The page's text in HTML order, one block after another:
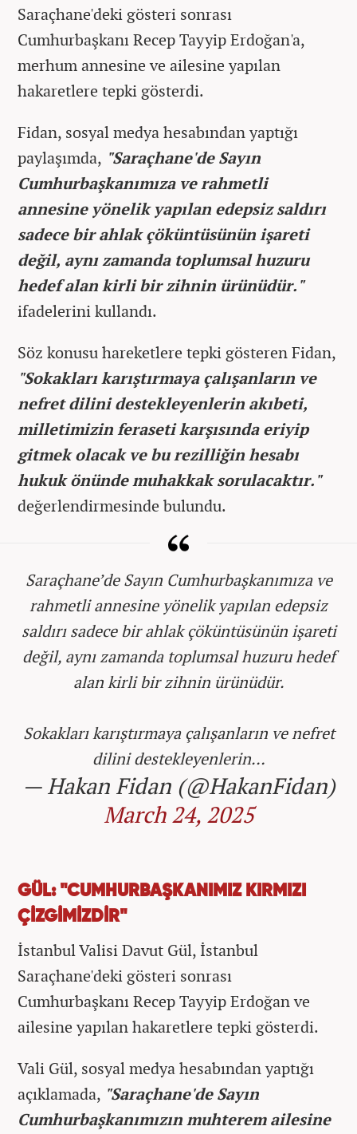
Saraçhane'deki gösteri sonrası
Cumhurbaşkanı Recep Tayyip Erdoğan'a,
merhum annesine ve ailesine yapılan
hakaretlere tepki gösterdi.
Fidan, sosyal medya hesabından yaptığı
paylaşımda, "Saraçhane'de Sayın
Cumhurbaşkanımıza ve rahmetli
annesine yönelik yapılan edepsiz saldırı
sadece bir ahlak çöküntüsünün işareti
değil, aynı zamanda toplumsal huzuru
hedef alan kirli bir zihnin ürünüdür."
ifadelerini kullandı.
Söz konusu hareketlere tepki gösteren Fidan,
"Sokakları karıştırmaya çalışanların ve
nefret dilini destekleyenlerin akıbeti,
milletimizin feraseti karşısında eriyip
gitmek olacak ve bu rezilliğin hesabı
hukuk önünde muhakkak sorulacaktır."
değerlendirmesinde bulundu.
Saraçhane’de Sayın Cumhurbaşkanımıza ve
rahmetli annesine yönelik yapılan edepsiz
saldırı sadece bir ahlak çöküntüsünün işareti
değil, aynı zamanda toplumsal huzuru hedef
alan kirli bir zihnin ürünüdür.
Sokakları karıştırmaya çalışanların ve nefret
dilini destekleyenlerin…
— Hakan Fidan (@HakanFidan)
March 24, 2025
GÜL: "CUMHURBAŞKANIMIZ KIRMIZI
ÇİZGİMİZDİR"
İstanbul Valisi Davut Gül, İstanbul
Saraçhane'deki gösteri sonrası
Cumhurbaşkanı Recep Tayyip Erdoğan ve
ailesine yapılan hakaretlere tepki gösterdi.
Vali Gül, sosyal medya hesabından yaptığı
açıklamada, "Saraçhane'de Sayın
Cumhurbaşkanımızın muhterem ailesine